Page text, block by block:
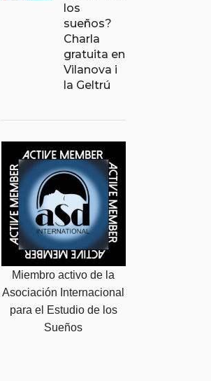
los
sueños?
Charla
gratuita en
Vilanova i
la Geltrú
Miembro activo de la
Asociación Internacional
para el Estudio de los
Sueños